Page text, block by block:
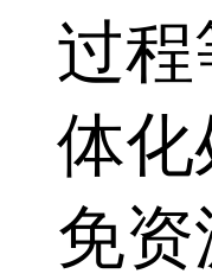
过程
体化
免资